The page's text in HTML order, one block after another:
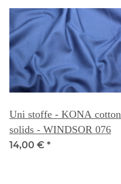
Uni stoffe - KONA cotton
solids - WINDSOR 076
14,00 € *